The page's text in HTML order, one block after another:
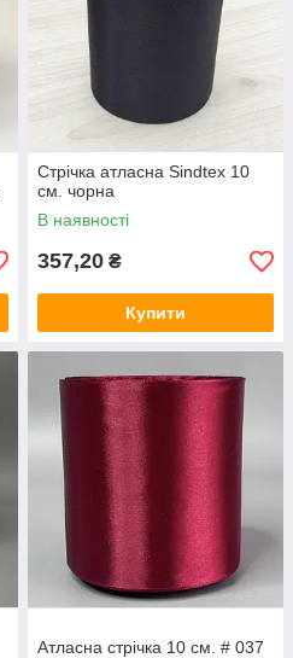
Стрічка атласна Sindtex 10
см. чорна
В наявності
357,20 ₴
Купити
Атласна стрічка 10 см. # 037